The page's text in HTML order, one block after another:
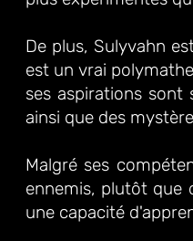
De plus, Sulyvahn
est un vrai
ses aspirations
ainsi que des
Malgré ses
ennemis, plutôt que
une capacité